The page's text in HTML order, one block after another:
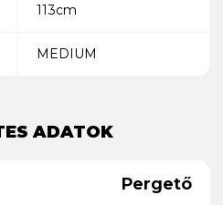
113cm
MEDIUM
ADATOK
Pergető